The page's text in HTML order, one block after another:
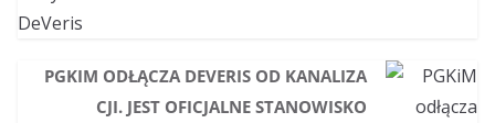
PGKIM ODŁĄCZA DEVERIS OD KANALIZA
CJI. JEST OFICJALNE STANOWISKO